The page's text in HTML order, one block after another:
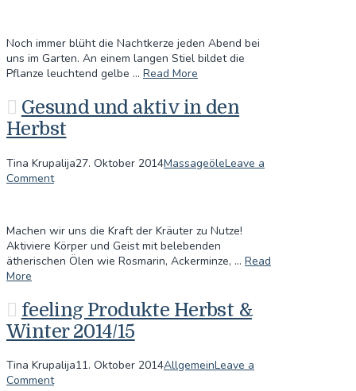
Noch immer blüht die Nachtkerze jeden Abend bei
uns im Garten. An einem langen Stiel bildet die
Pflanze leuchtend gelbe … Read More
Gesund und aktiv in den
Herbst
Tina Krupalija27. Oktober 2014MassageöleLeave a
Comment
Machen wir uns die Kraft der Kräuter zu Nutze!
Aktiviere Körper und Geist mit belebenden
ätherischen Ölen wie Rosmarin, Ackerminze, … Read
More
feeling Produkte Herbst &
Winter 2014/15
Tina Krupalija11. Oktober 2014AllgemeinLeave a
Comment